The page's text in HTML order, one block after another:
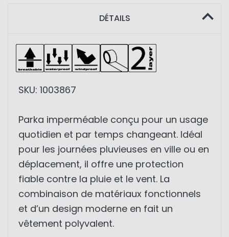
DÉTAILS
SKU: 1003867
Parka imperméable conçu pour un usage
quotidien et par temps changeant. Idéal
pour les journées pluvieuses en ville ou en
déplacement, il offre une protection
fiable contre la pluie et le vent. La
combinaison de matériaux fonctionnels
et d’un design moderne en fait un
vêtement polyvalent.